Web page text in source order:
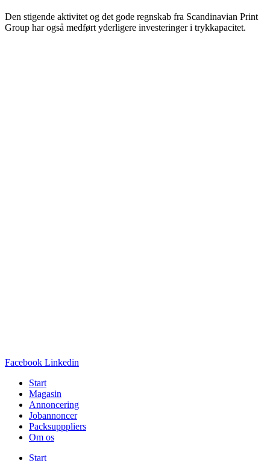
Den stigende aktivitet og det gode regnskab fra Scandinavian Print
Group har også medført yderligere investeringer i trykkapacitet.
Facebook Linkedin
Start
Magasin
Annoncering
Jobannoncer
Packsupppliers
Om os
Start